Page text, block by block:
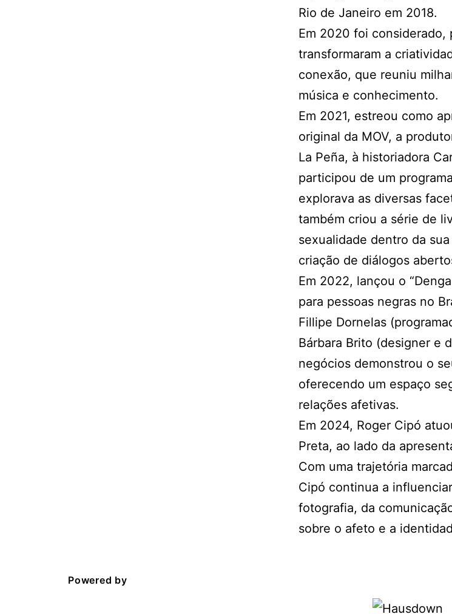
Rio de Janeiro em 2018.
Em 2020 foi considerado,
transformaram a
conexão, que reuniu
música e conhecimento.
Em 2021, estreou como
original da MOV, a
La Peña, à historiadora
participou de um
explorava as diversas
também criou a série de
sexualidade dentro da
criação de diálogos
Em 2022, lançou o
para pessoas negras no
Fillipe Dornelas
Bárbara Brito (designer e
negócios demonstrou o
oferecendo um espaço
relações afetivas.
Em 2024, Roger Cipó
Preta, ao lado da
Com uma trajetória
Cipó continua a
fotografia, da
sobre o afeto e a
Powered by